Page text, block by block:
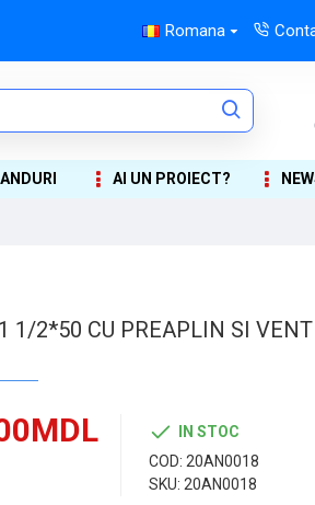
Romana
AI UN PROIECT?
1/2*50 CU PREAPLIN SI
IN STOC
COD: 20AN0018
SKU: 20AN0018